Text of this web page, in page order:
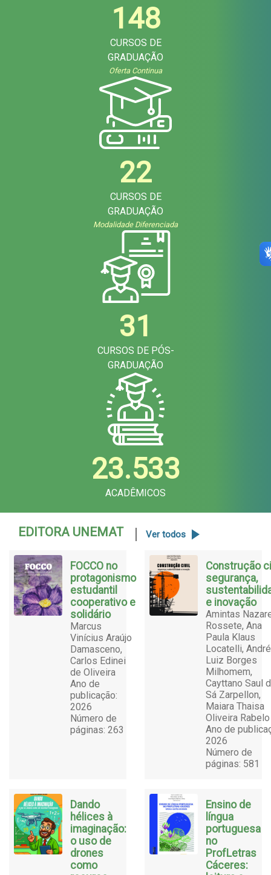
148
CURSOS DE
GRADUAÇÃO
Oferta Continua
22
CURSOS DE
GRADUAÇÃO
Modalidade Diferenciada
31
CURSOS DE PÓS-
GRADUAÇÃO
23.533
ACADÊMICOS
EDITORA UNEMAT Ver todos
FOCCO no
protagonismo
estudantil
cooperativo e
solidário
Marcus
Vinícius Araújo
Damasceno,
Carlos Edinei
de Oliveira
Ano de
publicação:
2026
Número de
páginas: 263
Construção
segurança,
e inovação
Amintas
Rossete, Ana
Paula Klaus
Locatelli, André
Luiz Borges
Milhomem,
Cayttano Saul
Sá Zarpellon,
Maiara Thaisa
Oliveira Rabelo
Ano de
2026
Número de
páginas: 581
Dando
hélices à
imaginação:
o uso de
drones
como
Ensino de
língua
portuguesa
no
ProfLetras
Cáceres: